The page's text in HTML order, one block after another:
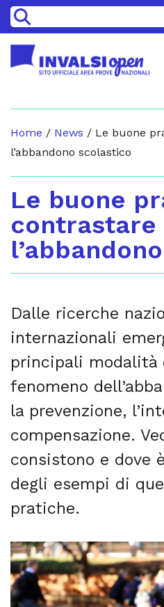
>
Home / News / Le buone
l’abbandono scolastico
Le buone
contrastare
Dalle ricerche
internazionali
principali modalità
fenomeno
la prevenzione,
compensazione.
consistono e dove
degli esempi di
pratiche.